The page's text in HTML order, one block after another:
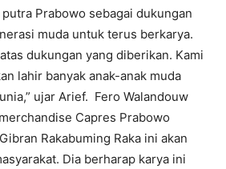
Prabowo sebagai dukungan
muda untuk terus berkarya.
dukungan yang diberikan. Kami
lahir banyak anak-anak muda
ujar Arief. Fero Walandouw
Capres Prabowo
Rakabuming Raka ini akan
Dia berharap karya ini